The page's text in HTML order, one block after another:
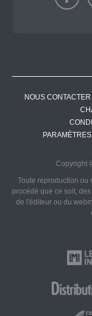
NOUS CONTACTER
Copyright
Toute reproduction ou
procédé que ce soit,
de l'éditeur ou du